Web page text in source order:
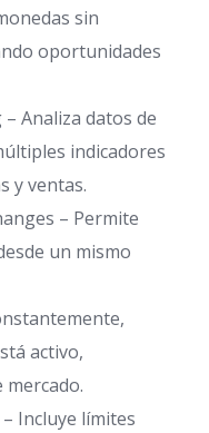
sin
oportunidades
Analiza datos de
indicadores
y ventas.
– Permite
un mismo
activo,
Incluye límites